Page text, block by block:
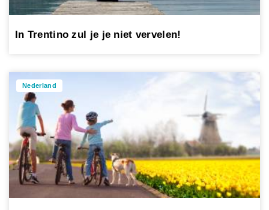
In Trentino zul je je niet vervelen!
Nederland